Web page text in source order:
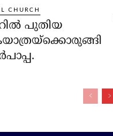
CHURCH
പുതിയ